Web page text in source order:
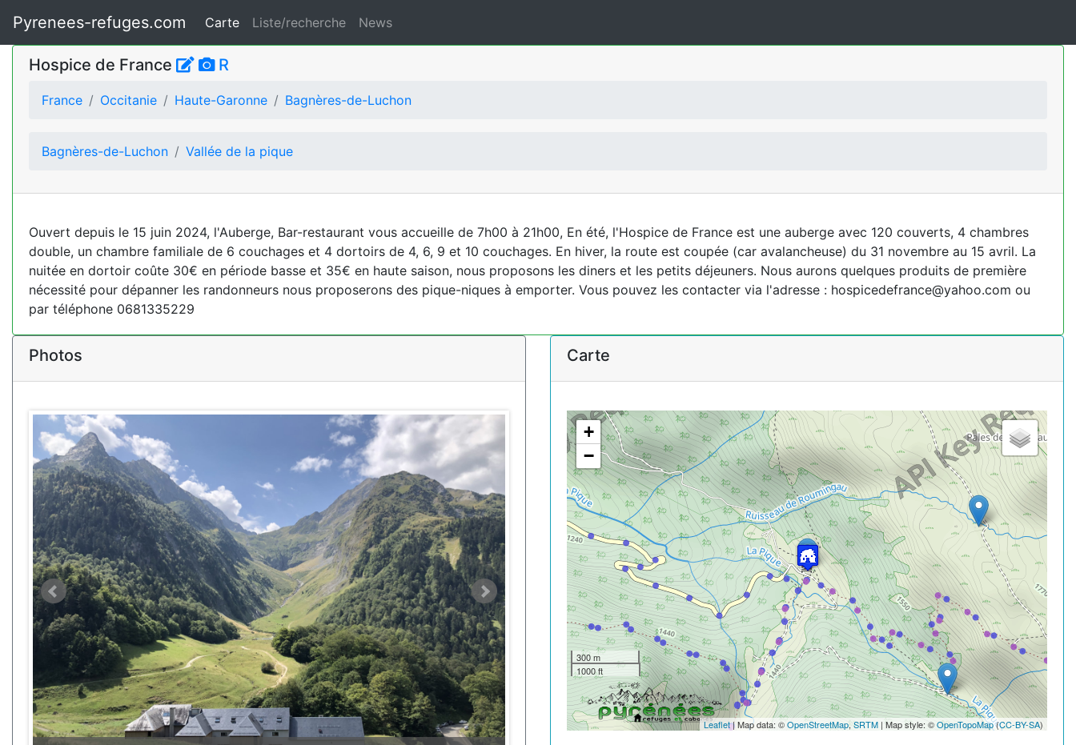
Pyrenees-refuges.com Carte Liste/recherche News
Hospice de France R
France Occitanie Haute-Garonne Bagnères-de-Luchon
Bagnères-de-Luchon Vallée de la pique
Ouvert depuis le 15 juin 2024, l'Auberge, Bar-restaurant vous accueille de 7h00 à 21h00, En été, l'Hospice de France est une auberge avec 120 couverts, 4 chambres
double, un chambre familiale de 6 couchages et 4 dortoirs de 4, 6, 9 et 10 couchages. En hiver, la route est coupée (car avalancheuse) du 31 novembre au 15 avril. La
nuitée en dortoir coûte 30€ en période basse et 35€ en haute saison, nous proposons les diners et les petits déjeuners. Nous aurons quelques produits de première
nécessité pour dépanner les randonneurs nous proposerons des pique-niques à emporter. Vous pouvez les contacter via l'adresse : hospicedefrance@yahoo.com ou
par téléphone 0681335229
Photos Carte
+
−
300 m
1000 ft
Leaflet| Map data: ©OpenStreetMap, SRTM | Map style: ©OpenTopoMap(CC-BY-SA)